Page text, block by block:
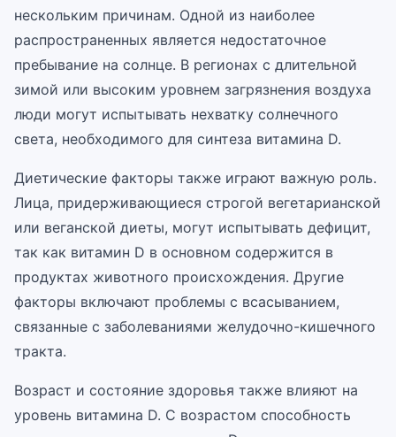
нескольким причинам. Одной из наиболее
распространенных является недостаточное
пребывание на солнце. В регионах с длительной
зимой или высоким уровнем загрязнения воздуха
люди могут испытывать нехватку солнечного
света, необходимого для синтеза витамина D.
Диетические факторы также играют важную роль.
Лица, придерживающиеся строгой вегетарианской
или веганской диеты, могут испытывать дефицит,
так как витамин D в основном содержится в
продуктах животного происхождения. Другие
факторы включают проблемы с всасыванием,
связанные с заболеваниями желудочно-кишечного
тракта.
Возраст и состояние здоровья также влияют на
уровень витамина D. С возрастом способность